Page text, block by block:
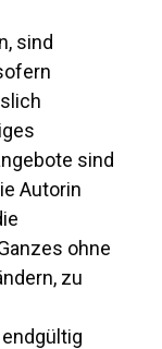
sind
sind
Autorin
ohne
zu